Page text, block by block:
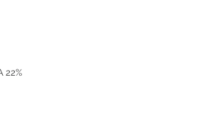
22%